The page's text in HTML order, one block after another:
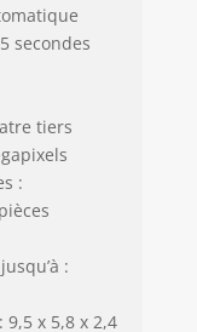
secondes
tiers
:
:
x 5,8 x 2,4